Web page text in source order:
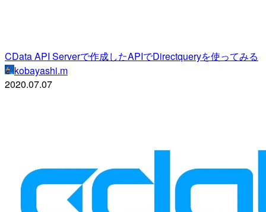
CData API Serverで作成したAPIでDirectqueryを使ってみる
kobayashi.m
2020.07.07